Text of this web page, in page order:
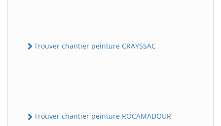
Trouver chantier peinture CRAYSSAC
Trouver chantier peinture ROCAMADOUR